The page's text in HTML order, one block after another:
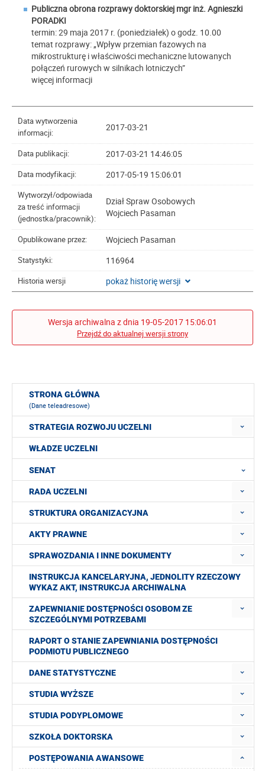
Publiczna obrona rozprawy doktorskiej mgr inż. Agnieszki
PORADKI
termin: 29 maja 2017 r. (poniedziałek) o godz. 10.00
temat rozprawy: „Wpływ przemian fazowych na
mikrostrukturę i właściwości mechaniczne lutowanych
połączeń rurowych w silnikach lotniczych”
więcej informacji
Data wytworzenia
informacji:
2017-03-21
Data publikacji: 2017-03-21 14:46:05
Data modyfikacji: 2017-05-19 15:06:01
Wytworzył/odpowiada
za treść informacji
(jednostka/pracownik):
Dział Spraw Osobowych
Wojciech Pasaman
Opublikowane przez: Wojciech Pasaman
Statystyki: 116964
Historia wersji pokaż historię wersji
Wersja archiwalna z dnia 19-05-2017 15:06:01
Przejdź do aktualnej wersji strony
STRONA GŁÓWNA
(Dane teleadresowe)
STRATEGIA ROZWOJU UCZELNI
WŁADZE UCZELNI
SENAT
RADA UCZELNI
STRUKTURA ORGANIZACYJNA
AKTY PRAWNE
SPRAWOZDANIA I INNE DOKUMENTY
INSTRUKCJA KANCELARYJNA, JEDNOLITY RZECZOWY
WYKAZ AKT, INSTRUKCJA ARCHIWALNA
ZAPEWNIANIE DOSTĘPNOŚCI OSOBOM ZE
SZCZEGÓLNYMI POTRZEBAMI
RAPORT O STANIE ZAPEWNIANIA DOSTĘPNOŚCI
PODMIOTU PUBLICZNEGO
DANE STATYSTYCZNE
STUDIA WYŻSZE
STUDIA PODYPLOMOWE
SZKOŁA DOKTORSKA
POSTĘPOWANIA AWANSOWE